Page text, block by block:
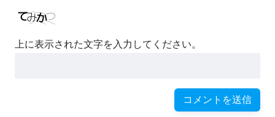
上に表示された文字を入力してください。